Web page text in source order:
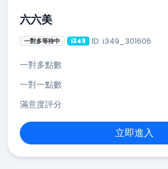
六六美
一對多等待中 i349 ID: i349_301606
一對多點數
一對一點數
滿意度評分
立即進入